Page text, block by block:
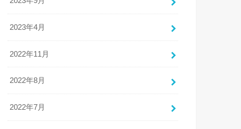
2023年4月
2022年11月
2022年8月
2022年7月